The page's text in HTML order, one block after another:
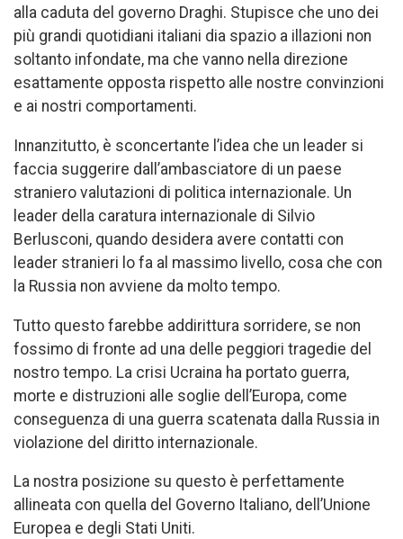
alla caduta del governo Draghi. Stupisce che uno dei
più grandi quotidiani italiani dia spazio a illazioni non
soltanto infondate, ma che vanno nella direzione
esattamente opposta rispetto alle nostre convinzioni
e ai nostri comportamenti.
Innanzitutto, è sconcertante l’idea che un leader si
faccia suggerire dall’ambasciatore di un paese
straniero valutazioni di politica internazionale. Un
leader della caratura internazionale di Silvio
Berlusconi, quando desidera avere contatti con
leader stranieri lo fa al massimo livello, cosa che con
la Russia non avviene da molto tempo.
Tutto questo farebbe addirittura sorridere, se non
fossimo di fronte ad una delle peggiori tragedie del
nostro tempo. La crisi Ucraina ha portato guerra,
morte e distruzioni alle soglie dell’Europa, come
conseguenza di una guerra scatenata dalla Russia in
violazione del diritto internazionale.
La nostra posizione su questo è perfettamente
allineata con quella del Governo Italiano, dell’Unione
Europea e degli Stati Uniti.